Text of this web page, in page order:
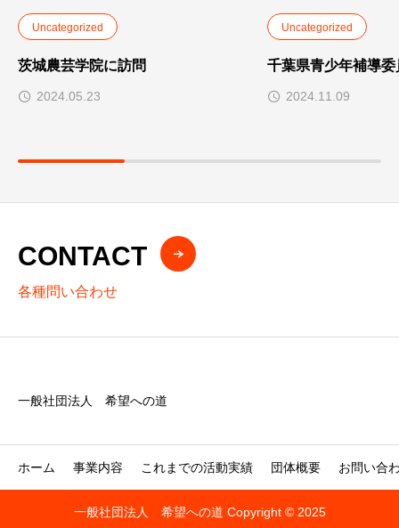
Uncategorized
茨城農芸学院に訪問
2024.05.23
Uncategorized
千葉県青少年補導
2024.11.09
CONTACT
各種問い合わせ
一般社団法人 希望への道
ホーム 事業内容 これまでの活動実績 団体概要 お問い合
一般社団法人 希望への道 Copyright © 2025